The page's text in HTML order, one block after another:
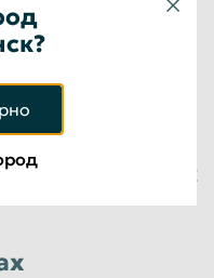
я
+7 (923) 148-54-33